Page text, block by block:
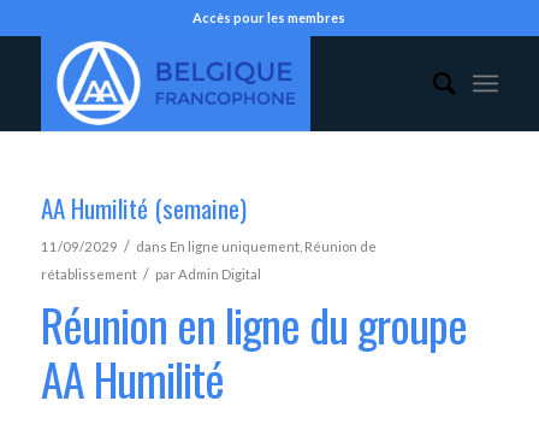
Accès pour les membres
AA Humilité (semaine)
11/09/2029 / dans En ligne uniquement, Réunion de
rétablissement / parAdmin Digital
Réunion en ligne du groupe
AA Humilité